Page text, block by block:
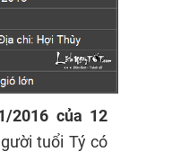
2016 của 12
tuổi Tý có